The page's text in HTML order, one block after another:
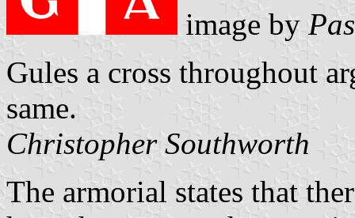
image by
Gules a cross throughout
same.
Christopher Southworth
The armorial states that